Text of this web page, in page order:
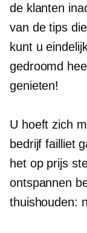
de klanten
van de tips
kunt u
gedroomd
genieten!
U hoeft zich
bedrijf failliet
het op prijs
ontspannen
thuishouden: